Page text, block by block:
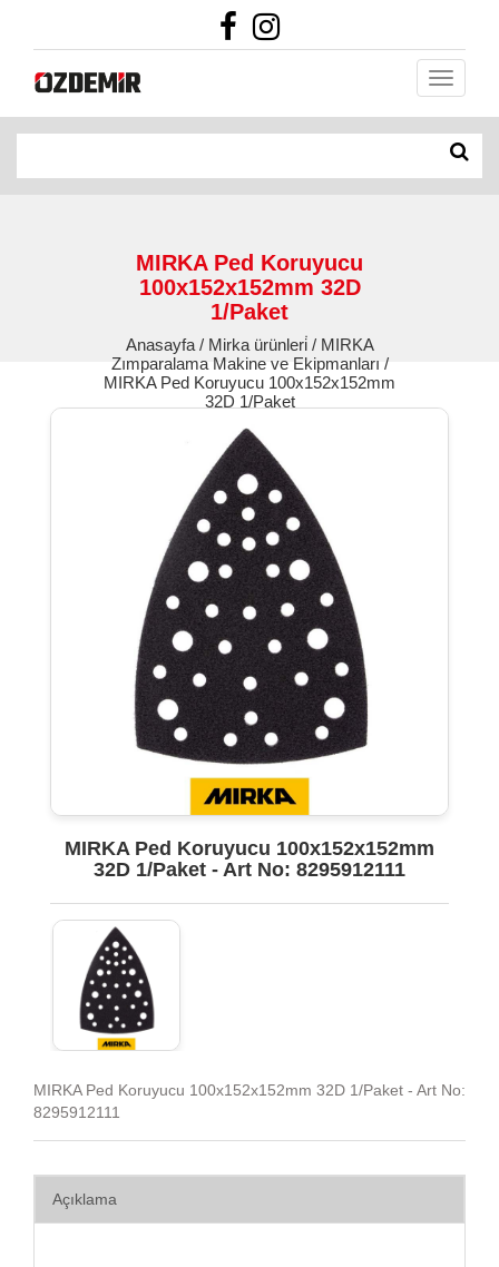
MIRKA Ped Koruyucu
100x152x152mm 32D
1/Paket
Anasayfa / Mirka ürünleri̇ / MIRKA
Zımparalama Makine ve Ekipmanları /
MIRKA Ped Koruyucu 100x152x152mm
32D 1/Paket
MIRKA Ped Koruyucu 100x152x152mm
32D 1/Paket - Art No: 8295912111
MIRKA Ped Koruyucu 100x152x152mm 32D 1/Paket - Art No:
8295912111
Açıklama